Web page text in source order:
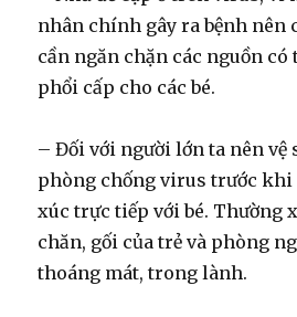
nhân chính gây ra bệnh nên
cần ngăn chặn các nguồn có
phổi cấp cho các bé.
– Đối với người lớn ta nên vệ
phòng chống virus trước khi
xúc trực tiếp với bé. Thường
chăn, gối của trẻ và phòng
thoáng mát, trong lành.